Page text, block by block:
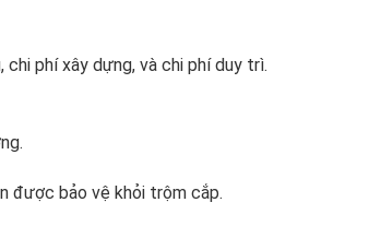
phí xây dựng, và chi phí duy trì.
được bảo vệ khỏi trộm cắp.